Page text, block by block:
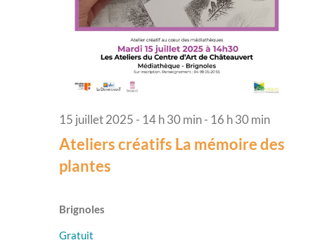
Ateliers créatifs La mémoire des
plantes
15 juillet 2025 - 14 h 30 min - 16 h 30 min
Brignoles
Gratuit